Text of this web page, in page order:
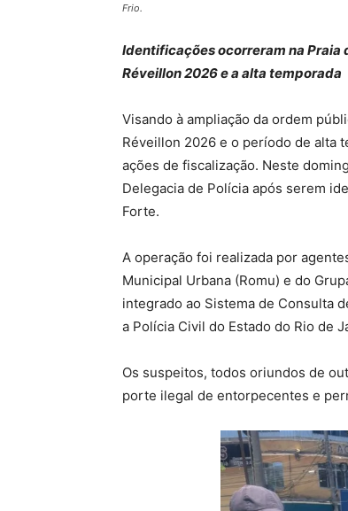
Frio.
Identificações ocorreram na Praia
Réveillon 2026 e a alta temporada
Visando à ampliação da ordem
Réveillon 2026 e o período de alta
ações de fiscalização. Neste
Delegacia de Polícia após serem
Forte.
A operação foi realizada por
Municipal Urbana (Romu) e do
integrado ao Sistema de Consulta
a Polícia Civil do Estado do Rio de
Os suspeitos, todos oriundos de
porte ilegal de entorpecentes e